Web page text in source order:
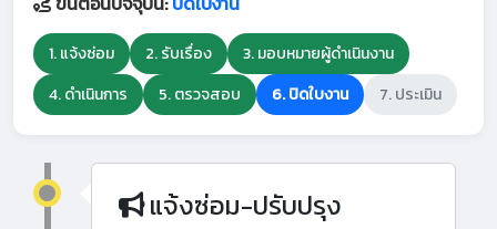
1. แจ้งซ่อม 2. รับเรื่อง
3. มอบหมายผู้ดำเนินงาน
4. ดำเนินการ
5. ตรวจสอบ 6. ปิดใบงาน 7. ประเมิน
แจ้งซ่อม-ปรับปรุง